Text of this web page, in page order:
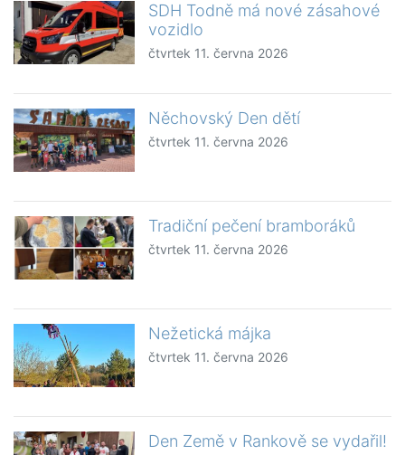
SDH Todně má nové zásahové
vozidlo
čtvrtek 11. června 2026
Něchovský Den dětí
čtvrtek 11. června 2026
Tradiční pečení bramboráků
čtvrtek 11. června 2026
Nežetická májka
čtvrtek 11. června 2026
Den Země v Rankově se vydařil!